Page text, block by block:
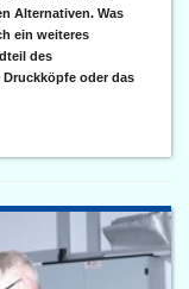
Alternativen. Was
ein weiteres
des
oder das